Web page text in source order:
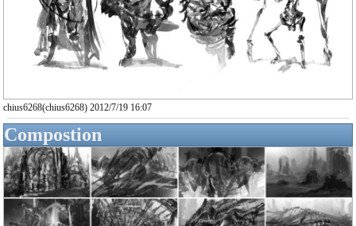
chius6268(chius6268) 2012/7/19 16:07
Compostion